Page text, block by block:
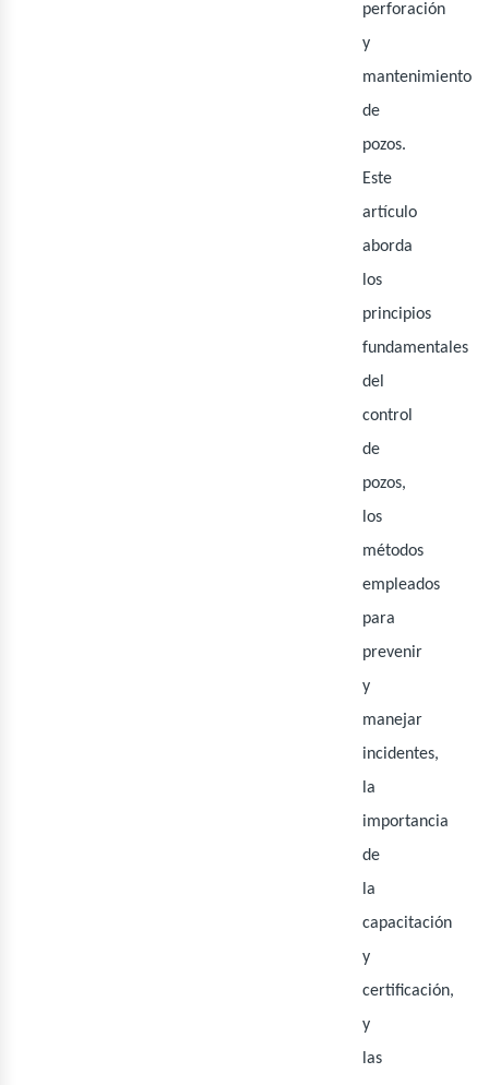
perforación
y
mantenimiento
de
pozos.
Este
artículo
aborda
los
principios
fundamentales
del
control
de
pozos,
los
métodos
empleados
para
prevenir
y
manejar
incidentes,
la
importancia
de
la
capacitación
y
certificación,
y
las